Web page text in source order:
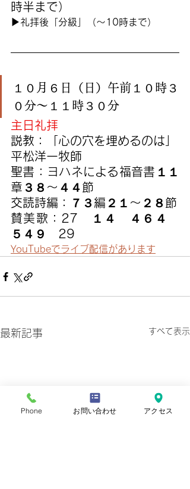
時半まで）
▶︎礼拝後「分級」（〜10時まで）
１０月６日（日）午前１０時３
０分〜１１時３０分
主日礼拝
説教：「 心の穴を埋めるのは
平松洋一牧師
聖書：ヨハネによる福音書１１
章３８〜４４節
交読詩編：７３編２１〜２８節
賛美歌：27　１４　４６４
５４９　29
YouTubeでライブ配信があります
最新記事 すべて表示
Phone お問い合わせ アクセス